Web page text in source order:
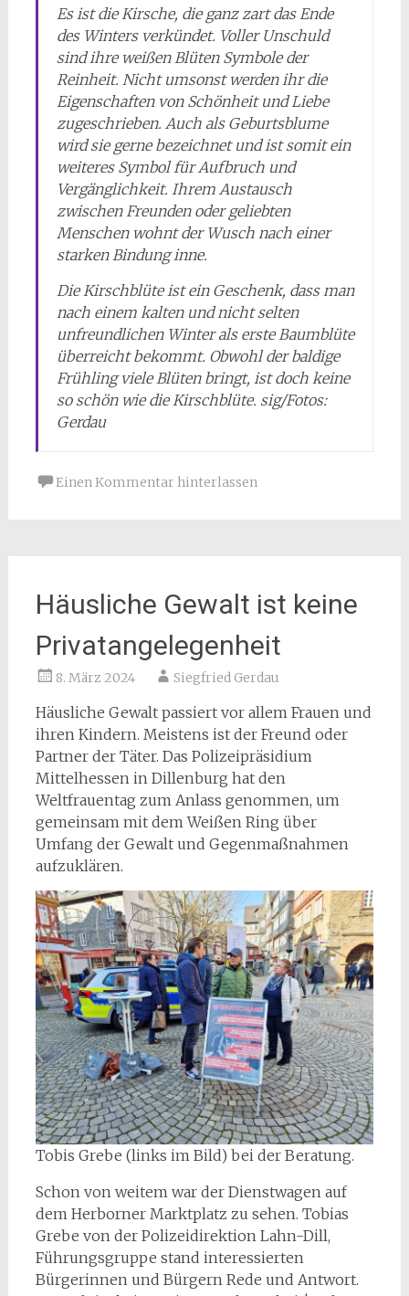
Es ist die Kirsche, die ganz zart das Ende
des Winters verkündet. Voller Unschuld
sind ihre weißen Blüten Symbole der
Reinheit. Nicht umsonst werden ihr die
Eigenschaften von Schönheit und Liebe
zugeschrieben. Auch als Geburtsblume
wird sie gerne bezeichnet und ist somit ein
weiteres Symbol für Aufbruch und
Vergänglichkeit. Ihrem Austausch
zwischen Freunden oder geliebten
Menschen wohnt der Wusch nach einer
starken Bindung inne.
Die Kirschblüte ist ein Geschenk, dass man
nach einem kalten und nicht selten
unfreundlichen Winter als erste Baumblüte
überreicht bekommt. Obwohl der baldige
Frühling viele Blüten bringt, ist doch keine
so schön wie die Kirschblüte. sig/Fotos:
Gerdau
Einen Kommentar hinterlassen
Häusliche Gewalt ist keine
Privatangelegenheit
8. März 2024 Siegfried Gerdau
Häusliche Gewalt passiert vor allem Frauen und
ihren Kindern. Meistens ist der Freund oder
Partner der Täter. Das Polizeipräsidium
Mittelhessen in Dillenburg hat den
Weltfrauentag zum Anlass genommen, um
gemeinsam mit dem Weißen Ring über
Umfang der Gewalt und Gegenmaßnahmen
aufzuklären.
Tobis Grebe (links im Bild) bei der Beratung.
Schon von weitem war der Dienstwagen auf
dem Herborner Marktplatz zu sehen. Tobias
Grebe von der Polizeidirektion Lahn-Dill,
Führungsgruppe stand interessierten
Bürgerinnen und Bürgern Rede und Antwort.